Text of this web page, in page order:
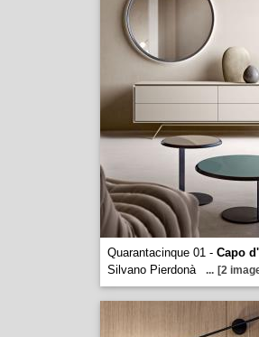
Quarantacinque 01 - Capo
Silvano Pierdonà
... [2